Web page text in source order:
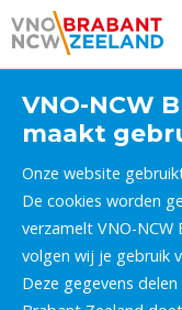
VNO-NCW
maakt
Onze website
De cookies worden
verzamelt VNO-
volgen wij je gebruik
Deze gegevens